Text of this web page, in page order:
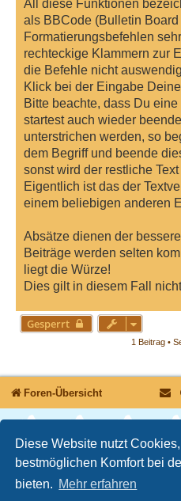
Diese Website nutzt
bestmöglichen Komfort bei
bieten. Mehr erfahren
All diese Funktionen
als BBCode (Bulletin
Formatierungsbefehlen
rechteckige Klammern zur
die Befehle nicht
Klick bei der Eingabe
Bitte beachte, dass Du
startest auch wieder
unterstrichen werden, so
dem Begriff und beende
sonst wird der restliche
Eigentlich ist das der
einem beliebigen anderen
Absätze dienen der
Beiträge werden selten
liegt die Würze!
Dies gilt in diesem Fall
Gesperrt
1 Beitrag •
Foren-Übersicht